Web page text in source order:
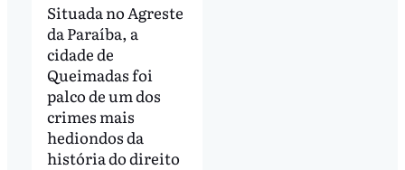
Situada no Agreste
da Paraíba, a
cidade de
Queimadas foi
palco de um dos
crimes mais
hediondos da
história do direito